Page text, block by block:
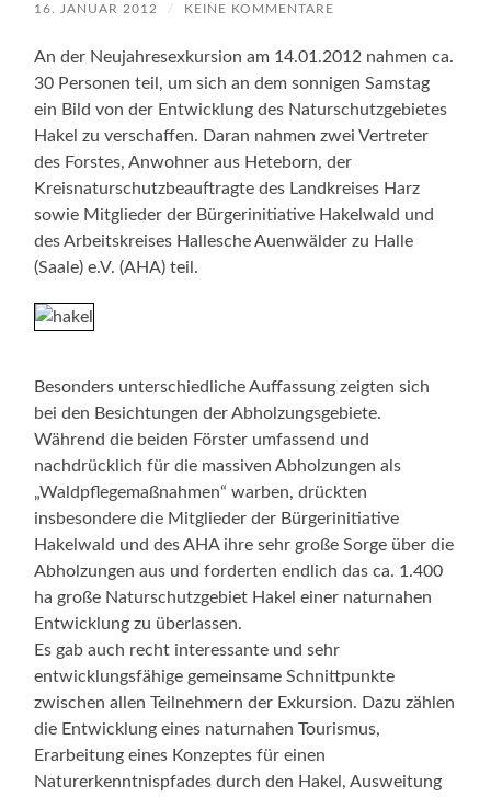
16. JANUAR 2012 / KEINE KOMMENTARE
An der Neujahresexkursion am 14.01.2012 nahmen ca.
30 Personen teil, um sich an dem sonnigen Samstag
ein Bild von der Entwicklung des Naturschutzgebietes
Hakel zu verschaffen. Daran nahmen zwei Vertreter
des Forstes, Anwohner aus Heteborn, der
Kreisnaturschutzbeauftragte des Landkreises Harz
sowie Mitglieder der Bürgerinitiative Hakelwald und
des Arbeitskreises Hallesche Auenwälder zu Halle
(Saale) e.V. (AHA) teil.
Besonders unterschiedliche Auffassung zeigten sich
bei den Besichtungen der Abholzungsgebiete.
Während die beiden Förster umfassend und
nachdrücklich für die massiven Abholzungen als
„Waldpflegemaßnahmen“ warben, drückten
insbesondere die Mitglieder der Bürgerinitiative
Hakelwald und des AHA ihre sehr große Sorge über die
Abholzungen aus und forderten endlich das ca. 1.400
ha große Naturschutzgebiet Hakel einer naturnahen
Entwicklung zu überlassen.
Es gab auch recht interessante und sehr
entwicklungsfähige gemeinsame Schnittpunkte
zwischen allen Teilnehmern der Exkursion. Dazu zählen
die Entwicklung eines naturnahen Tourismus,
Erarbeitung eines Konzeptes für einen
Naturerkenntnispfades durch den Hakel, Ausweitung